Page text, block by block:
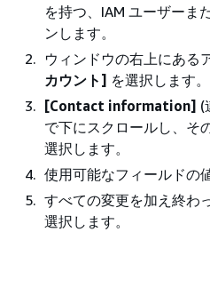
を持つ、IAM ユーザーま
ンします。
ウィンドウの右上にある
カウント] を選択します。
[Contact information] (
で下にスクロールし、そ
選択します。
使用可能なフィールドの
すべての変更を加え終わ
選択します。